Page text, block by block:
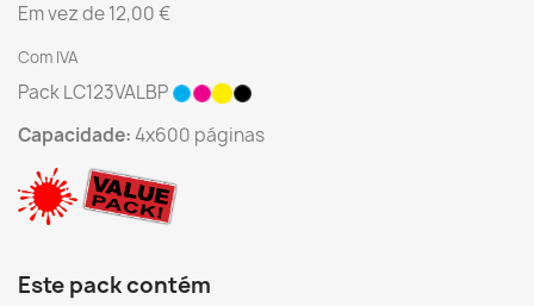
Em vez de 12,00 €
Com IVA
Pack LC123VALBP
Capacidade:4x600 páginas
Este pack contém